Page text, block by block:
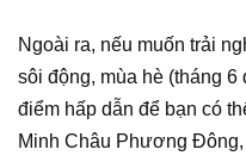
Ngoài ra, nếu muốn trải
sôi động, mùa hè (tháng
điểm hấp dẫn để bạn có
Minh Châu Phương